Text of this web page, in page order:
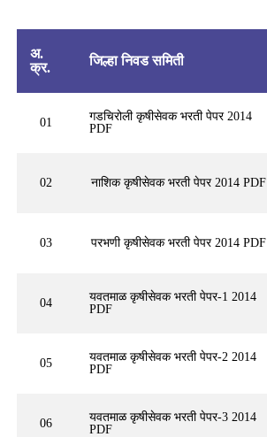
अ.
क्र.
जिल्हा निवड समिती
01
गडचिरोली कृषीसेवक भरती पेपर 2014
PDF
02 नाशिक कृषीसेवक भरती पेपर 2014 PDF
03 परभणी कृषीसेवक भरती पेपर 2014 PDF
04
यवतमाळ कृषीसेवक भरती पेपर-1 2014
PDF
05
यवतमाळ कृषीसेवक भरती पेपर-2 2014
PDF
06
यवतमाळ कृषीसेवक भरती पेपर-3 2014
PDF